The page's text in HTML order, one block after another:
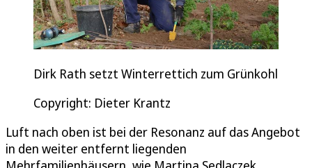
Dirk Rath setzt Winterrettich zum Grünkohl
Copyright: Dieter Krantz
Luft nach oben ist bei der Resonanz auf das Angebot
in den weiter entfernt liegenden